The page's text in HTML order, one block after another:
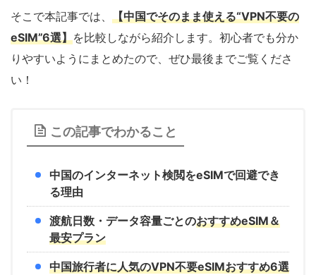
そこで本記事では、 【中国でそのまま使える“VPN不要の
eSIM”6選】を比較しながら紹介します。初心者でも分か
りやすいようにまとめたので、ぜひ最後までご覧くださ
い！
この記事でわかること
中国のインターネット検閲をeSIMで回避でき
る理由
渡航日数・データ容量ごとのおすすめeSIM＆
最安プラン
中国旅行者に人気のVPN不要eSIMおすすめ6選